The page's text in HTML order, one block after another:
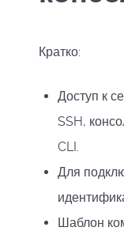
Кратко:
Доступ к
SSH,
CLI.
Для
Шаблон